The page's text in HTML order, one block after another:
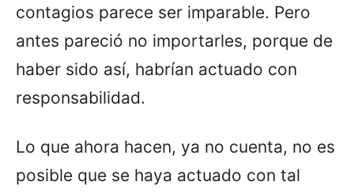
contagios parece ser imparable. Pero
antes pareció no importarles, porque de
haber sido así, habrían actuado con
responsabilidad.
Lo que ahora hacen, ya no cuenta, no es
posible que se haya actuado con tal